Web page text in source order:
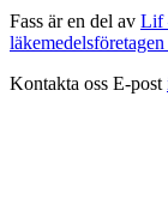
Fass är en del av Lif
Kontakta oss E-post